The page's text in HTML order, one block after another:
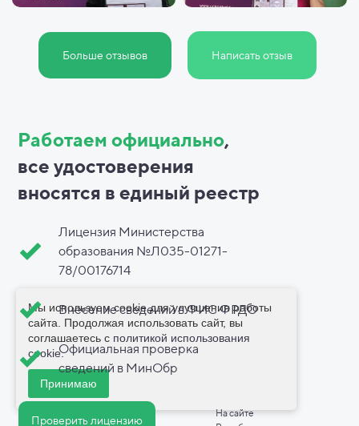
Больше отзывов Написать отзыв
Работаем официально,
все удостоверения
вносятся в единый реестр
Проверить лицензию
На сайте
Лицензия Министерства
образования №Л035-01271-
78/00176714
Внесение сведений в ФИС ФРДО
Официальная проверка
сведений в МинОбр
Мы используем cookie для улучшения работы
сайта. Продолжая использовать сайт, вы
соглашаетесь с политикой использования
cookie.
Принимаю